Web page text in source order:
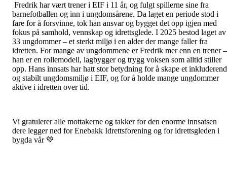
Fredrik har vært trener i EIF i 11 år, og fulgt spillerne sine fra
barnefotballen og inn i ungdomsårene. Da laget en periode stod i
fare for å forsvinne, tok han ansvar og bygget det opp igjen med
fokus på samhold, vennskap og idrettsglede. I 2025 bestod laget av
33 ungdommer – et sterkt miljø i en alder der mange faller fra
idretten. For mange av ungdommene er Fredrik mer enn en trener –
han er en rollemodell, lagbygger og trygg voksen som alltid stiller
opp. Hans innsats har hatt stor betydning for å skape et
og stabilt ungdomsmiljø i EIF, og for å holde mange ungdommer
aktive i idretten over tid.
Vi gratulerer alle mottakerne og takker for den enorme innsatsen
dere legger ned for Enebakk Idrettsforening og for idrettsgleden i
bygda vår 💚